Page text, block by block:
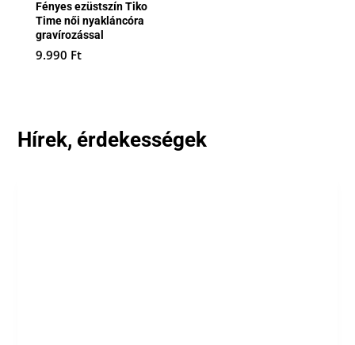
Fényes ezüstszín Tiko
Time női nyakláncóra
gravírozással
9.990 Ft
Hírek, érdekességek